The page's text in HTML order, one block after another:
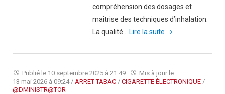
compréhension des dosages et
maîtrise des techniques d’inhalation.
La qualité…
Lire la suite "Comment
utiliser
la
cigarette
Publié le 10 septembre 2025 à 21:49
Mis à jour le
13 mai 2026 à 09:24 / ARRET TABAC / CIGARETTE ÉLECTRONIQUE /
@DMINISTR@TOR